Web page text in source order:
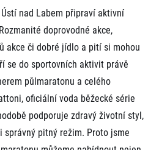
nad Labem připraví aktivní
doprovodné akce,
akce či dobré jídlo a pití si mohou
se do sportovních aktivit právě
půlmaratonu a celého
oficiální voda běžecké série
podporuje zdravý životní styl,
správný pitný režim. Proto jsme